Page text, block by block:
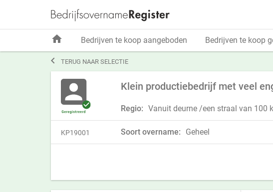
 TERUG NAAR SELECTIE
Klein productiebedrijf met veel
Regio: Vanuit deurne /een straal van 100
KP19001 Soort overname: Geheel
home Bedrijven te koop aangeboden Bedrijven te koop